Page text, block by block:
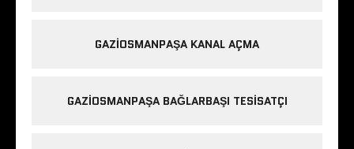
GAZIOSMANPAŞA KANAL AÇMA
GAZIOSMANPAŞA BAĞLARBAŞI TESISATÇI